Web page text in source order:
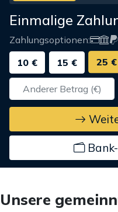
Einmalige
Zahlungsoptionen:
10 €
15 € 25 €
Unsere